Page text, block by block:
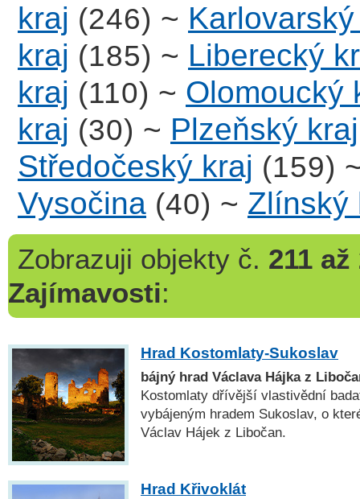
kraj (246) ~
kraj (185) ~ Liberecký
kraj (110) ~ Olomoucký
kraj (30) ~ Plzeňský kraj
Středočeský kraj (159)
Vysočina (40) ~ Zlínský
Zobrazuji objekty č. 211 až
Zajímavosti:
Hrad Kostomlaty-Sukoslav
bájný hrad Václava Hájka z
Kostomlaty dřívější vlastivědní
vybájeným hradem Sukoslav, o
Václav Hájek z Libočan.
Hrad Křivoklát